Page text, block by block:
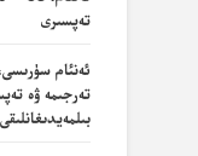
تەپسىرى
تەرجىمە ۋە
بىلمەيدىغانلىقى